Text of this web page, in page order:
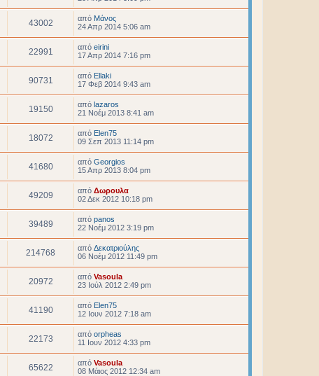
43002 από Μάνος
24 Απρ 2014 5:06 am
22991 από eirini
17 Απρ 2014 7:16 pm
90731 από Ellaki
17 Φεβ 2014 9:43 am
19150 από lazaros
21 Νοέμ 2013 8:41 am
18072 από Elen75
09 Σεπ 2013 11:14 pm
41680 από Georgios
15 Απρ 2013 8:04 pm
49209 από Δωρουλα
02 Δεκ 2012 10:18 pm
39489 από panos
22 Νοέμ 2012 3:19 pm
214768 από Δεκατριούλης
06 Νοέμ 2012 11:49 pm
20972 από Vasoula
23 Ιούλ 2012 2:49 pm
41190 από Elen75
12 Ιουν 2012 7:18 am
22173 από orpheas
11 Ιουν 2012 4:33 pm
65622 από Vasoula
08 Μάιος 2012 12:34 am